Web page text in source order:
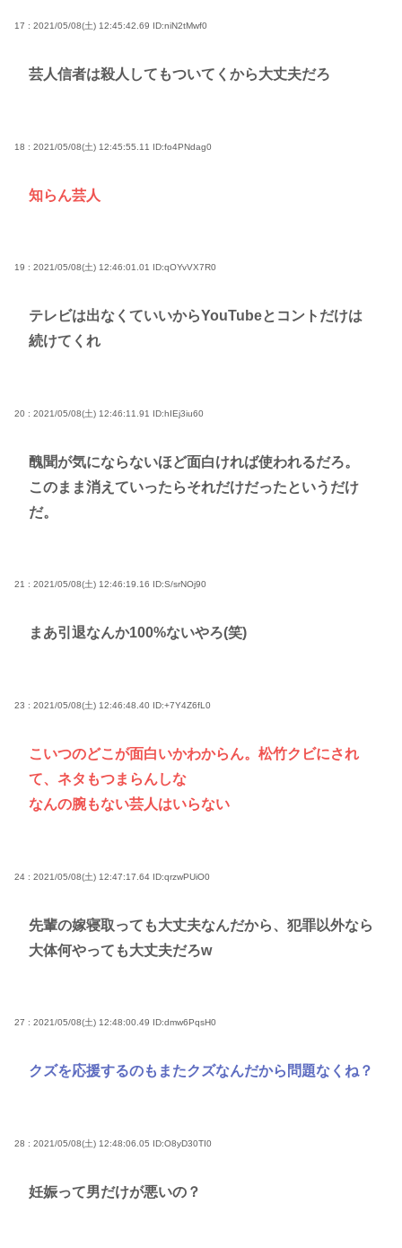
17 : 2021/05/08(土) 12:45:42.69 ID:niN2tMwf0
芸人信者は殺人してもついてくから大丈夫だろ
18 : 2021/05/08(土) 12:45:55.11 ID:fo4PNdag0
知らん芸人
19 : 2021/05/08(土) 12:46:01.01 ID:qOYvVX7R0
テレビは出なくていいからYouTubeとコントだけは
続けてくれ
20 : 2021/05/08(土) 12:46:11.91 ID:hIEj3iu60
醜聞が気にならないほど面白ければ使われるだろ。
このまま消えていったらそれだけだったというだけ
だ。
21 : 2021/05/08(土) 12:46:19.16 ID:S/srNOj90
まあ引退なんか100%ないやろ(笑)
23 : 2021/05/08(土) 12:46:48.40 ID:+7Y4Z6fL0
こいつのどこが面白いかわからん。松竹クビにされ
て、ネタもつまらんしな
なんの腕もない芸人はいらない
24 : 2021/05/08(土) 12:47:17.64 ID:qrzwPUiO0
先輩の嫁寝取っても大丈夫なんだから、犯罪以外なら
大体何やっても大丈夫だろw
27 : 2021/05/08(土) 12:48:00.49 ID:dmw6PqsH0
クズを応援するのもまたクズなんだから問題なくね？
28 : 2021/05/08(土) 12:48:06.05 ID:O8yD30TI0
妊娠って男だけが悪いの？